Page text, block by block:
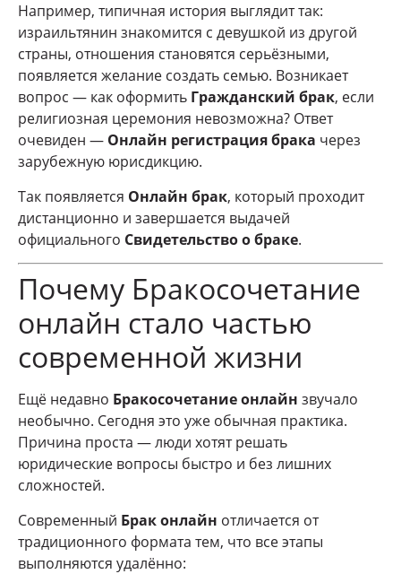
Например, типичная история выглядит так:
израильтянин знакомится с девушкой из другой
страны, отношения становятся серьёзными,
появляется желание создать семью. Возникает
вопрос — как оформить Гражданский брак, если
религиозная церемония невозможна? Ответ
очевиден — Онлайн регистрация брака через
зарубежную юрисдикцию.
Так появляется Онлайн брак, который проходит
дистанционно и завершается выдачей
официального Свидетельство о браке.
Почему Бракосочетание
онлайн стало частью
современной жизни
Ещё недавно Бракосочетание онлайн звучало
необычно. Сегодня это уже обычная практика.
Причина проста — люди хотят решать
юридические вопросы быстро и без лишних
сложностей.
Современный Брак онлайн отличается от
традиционного формата тем, что все этапы
выполняются удалённо: